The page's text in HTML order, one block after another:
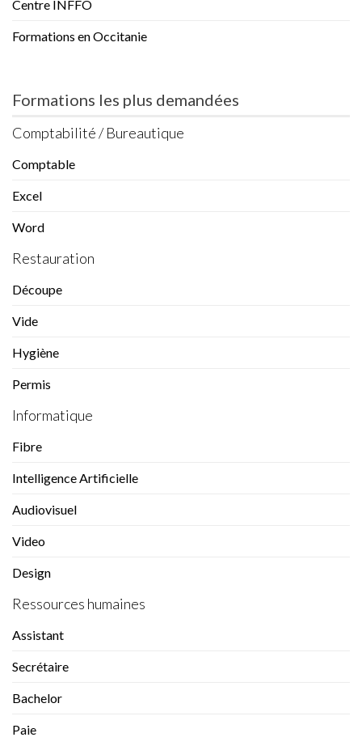
Centre INFFO
Formations en Occitanie
Formations les plus demandées
Comptabilité / Bureautique
Comptable
Excel
Word
Restauration
Découpe
Vide
Hygiène
Permis
Informatique
Fibre
Intelligence Artificielle
Audiovisuel
Video
Design
Ressources humaines
Assistant
Secrétaire
Bachelor
Paie